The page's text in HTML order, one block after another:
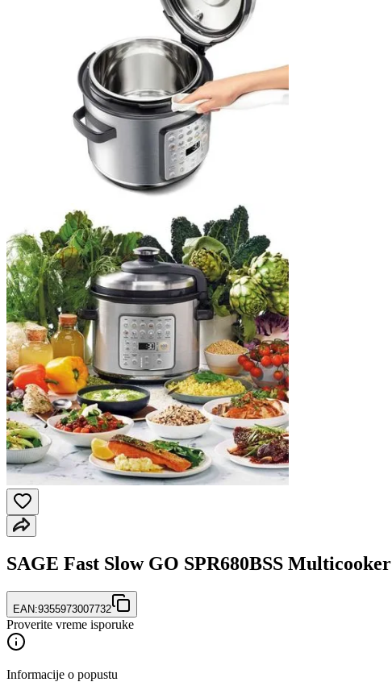
SAGE Fast Slow GO SPR680BSS Multicooker
EAN:9355973007732
Proverite vreme isporuke
Informacije o popustu